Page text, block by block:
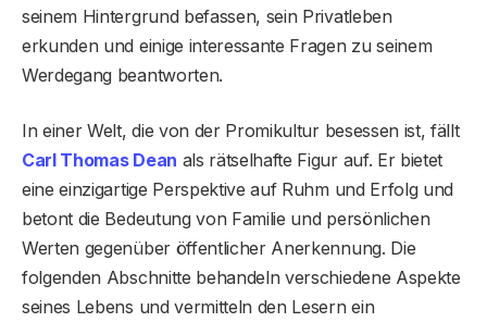
seinem Hintergrund befassen, sein Privatleben
erkunden und einige interessante Fragen zu seinem
Werdegang beantworten.
In einer Welt, die von der Promikultur besessen ist, fällt
Carl Thomas Dean als rätselhafte Figur auf. Er bietet
eine einzigartige Perspektive auf Ruhm und Erfolg und
betont die Bedeutung von Familie und persönlichen
Werten gegenüber öffentlicher Anerkennung. Die
folgenden Abschnitte behandeln verschiedene Aspekte
seines Lebens und vermitteln den Lesern ein